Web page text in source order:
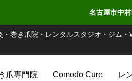
名古屋市中
巻き爪院・レンタルスタジオ・ジム
爪専門院 Comodo Cure レ